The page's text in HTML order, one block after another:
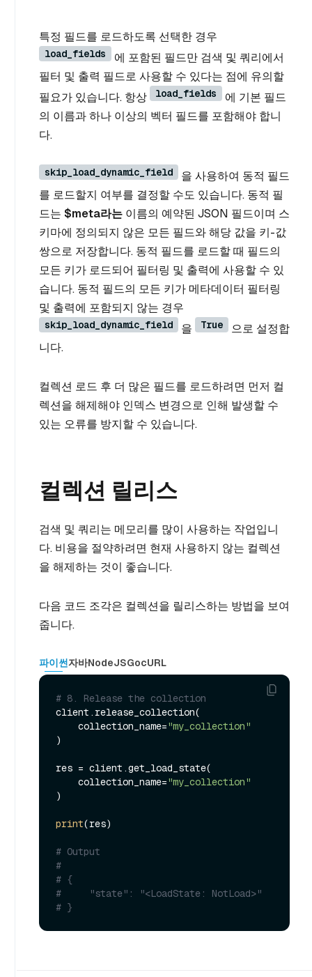
특정 필드를 로드하도록 선택한 경우
load_fields
에 포함된 필드만 검색 및 쿼리에서
필터 및 출력 필드로 사용할 수 있다는 점에 유의할
필요가 있습니다. 항상
load_fields
에 기본 필드
의 이름과 하나 이상의 벡터 필드를 포함해야 합니
다.
skip_load_dynamic_field
을 사용하여 동적 필드
를 로드할지 여부를 결정할 수도 있습니다. 동적 필
드는 $meta라는 이름의 예약된 JSON 필드이며 스
키마에 정의되지 않은 모든 필드와 해당 값을 키-값
쌍으로 저장합니다. 동적 필드를 로드할 때 필드의
모든 키가 로드되어 필터링 및 출력에 사용할 수 있
습니다. 동적 필드의 모든 키가 메타데이터 필터링
및 출력에 포함되지 않는 경우
skip_load_dynamic_field 을 True
으로 설정합
니다.
컬렉션 로드 후 더 많은 필드를 로드하려면 먼저 컬
렉션을 해제해야 인덱스 변경으로 인해 발생할 수
있는 오류를 방지할 수 있습니다.
컬렉션 릴리스
검색 및 쿼리는 메모리를 많이 사용하는 작업입니
다. 비용을 절약하려면 현재 사용하지 않는 컬렉션
을 해제하는 것이 좋습니다.
다음 코드 조각은 컬렉션을 릴리스하는 방법을 보여
줍니다.
파이썬자바NodeJSGocURL
# 8. Release the collection
client.release_collection(
    collection_name=
"my_collection"
)
res = client.get_load_state(
    collection_name=
"my_collection"
)
print(res)
# Output
#
# {
#     "state": "<LoadState: NotLoad>"
# }